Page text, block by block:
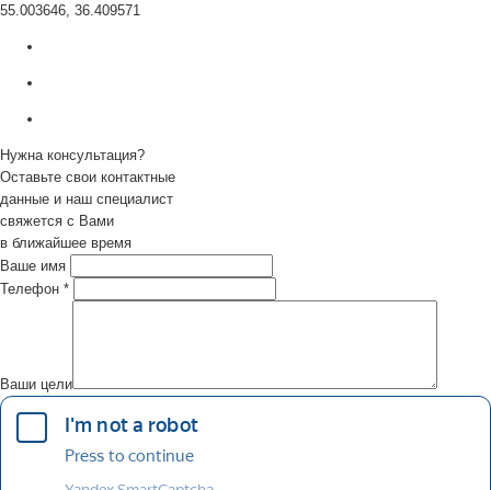
55.003646, 36.409571
Нужна консультация?
Оставьте свои контактные
данные и наш специалист
свяжется с Вами
в ближайшее время
Ваше имя
Телефон *
Ваши цели